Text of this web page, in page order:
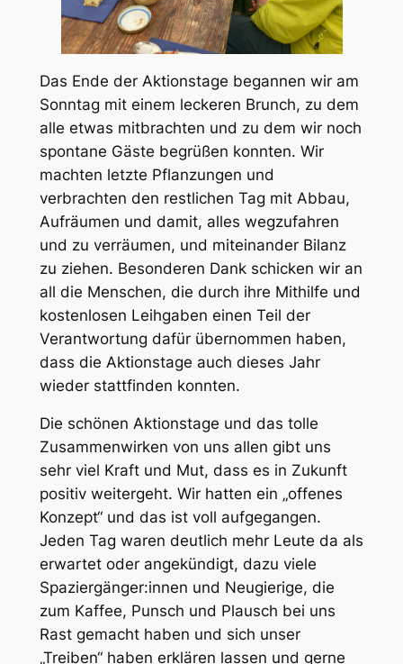
Das Ende der Aktionstage begannen wir am
Sonntag mit einem leckeren Brunch, zu dem
alle etwas mitbrachten und zu dem wir noch
spontane Gäste begrüßen konnten. Wir
machten letzte Pflanzungen und
verbrachten den restlichen Tag mit Abbau,
Aufräumen und damit, alles wegzufahren
und zu verräumen, und miteinander Bilanz
zu ziehen. Besonderen Dank schicken wir an
all die Menschen, die durch ihre Mithilfe und
kostenlosen Leihgaben einen Teil der
Verantwortung dafür übernommen haben,
dass die Aktionstage auch dieses Jahr
wieder stattfinden konnten.
Die schönen Aktionstage und das tolle
Zusammenwirken von uns allen gibt uns
sehr viel Kraft und Mut, dass es in Zukunft
positiv weitergeht. Wir hatten ein „offenes
Konzept“ und das ist voll aufgegangen.
Jeden Tag waren deutlich mehr Leute da als
erwartet oder angekündigt, dazu viele
Spaziergänger:innen und Neugierige, die
zum Kaffee, Punsch und Plausch bei uns
Rast gemacht haben und sich unser
„Treiben“ haben erklären lassen und gerne